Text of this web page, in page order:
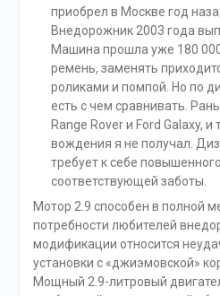
приобрел в Москве год
Внедорожник 2003 года
Машина прошла уже 180
ремень, заменять
роликами и помпой. Но по
есть с чем сравнивать.
Range Rover и Ford Galaxy, и
вождения я не получал.
требует к себе
соответствующей заботы.
Мотор 2.9 способен в полной
потребности любителей
модификации относится
установки с «джиэмовской»
Мощный 2.9-литровый